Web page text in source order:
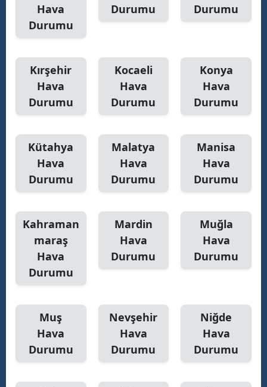
Hava
Durumu
Durumu
Durumu
Kırşehir
Hava
Durumu
Kocaeli
Hava
Durumu
Konya
Hava
Durumu
Kütahya
Hava
Durumu
Malatya
Hava
Durumu
Manisa
Hava
Durumu
Kahraman
maraş
Hava
Durumu
Mardin
Hava
Durumu
Muğla
Hava
Durumu
Muş
Hava
Durumu
Nevşehir
Hava
Durumu
Niğde
Hava
Durumu